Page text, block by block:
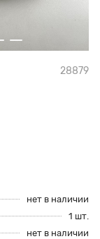
28879
нет в наличии
1 шт.
нет в наличии